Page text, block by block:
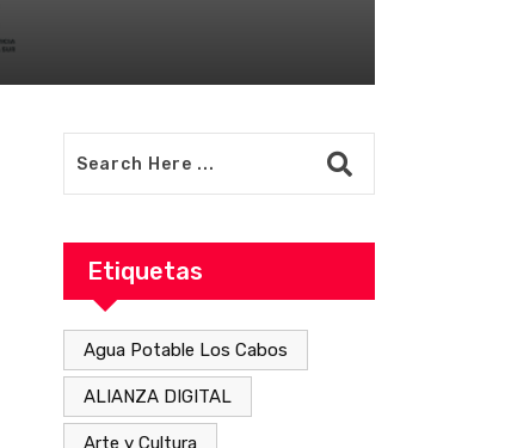
Etiquetas
Agua Potable Los Cabos
ALIANZA DIGITAL
Arte y Cultura